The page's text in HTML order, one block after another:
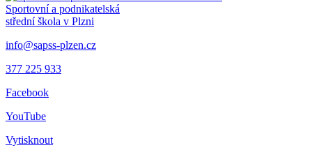
Sportovní a podnikatelská
střední škola v Plzni
info@sapss-plzen.cz
377 225 933
Facebook
YouTube
Vytisknout